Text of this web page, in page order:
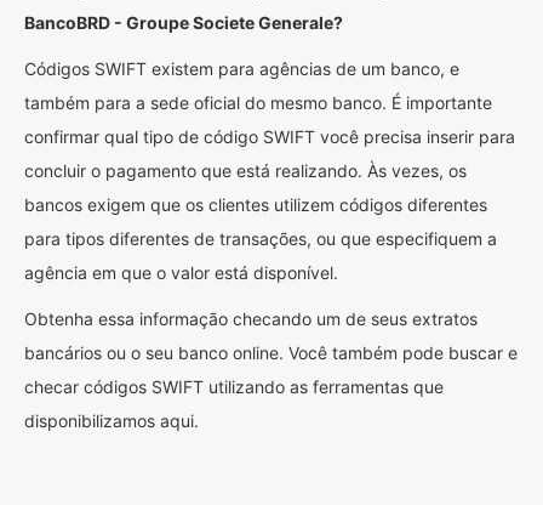
BancoBRD - Groupe Societe Generale?
Códigos SWIFT existem para agências de um banco, e
também para a sede oficial do mesmo banco. É importante
confirmar qual tipo de código SWIFT você precisa inserir para
concluir o pagamento que está realizando. Às vezes, os
bancos exigem que os clientes utilizem códigos diferentes
para tipos diferentes de transações, ou que especifiquem a
agência em que o valor está disponível.
Obtenha essa informação checando um de seus extratos
bancários ou o seu banco online. Você também pode buscar e
checar códigos SWIFT utilizando as ferramentas que
disponibilizamos aqui.